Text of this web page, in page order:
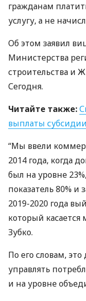
гражданам
услугу, а не
Об этом заявил
Министерства
строительства и
Сегодня.
Читайте также:
выплаты
“Мы ввели
2014 года, когда
был на уровне
показатель 80% и
2019-2020 года
который касается
Зубко.
По его словам,
управлять
и на уровне